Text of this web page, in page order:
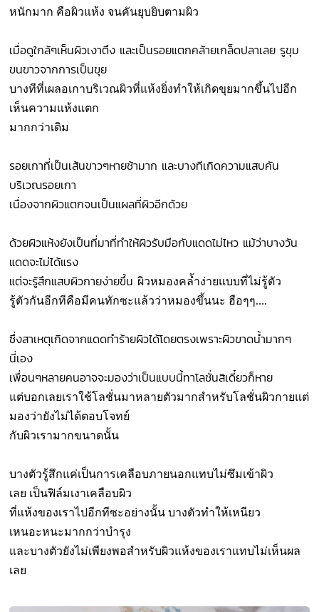
หนักมาก คือผิวแห้ง จนคันยุบยิบตามผิว
เมื่อดูใกล้ๆเห็นผิวเงาตึง และเป็นรอยแตกคล้ายเกล็ดปลาเลย รูขุม
ขนขาวจากการเป็นขุย
บางทีที่เผลอเกาบริเวณผิวที่แห้งยิ่งทำให้เกิดขุยมากขึ้นไปอีก
เห็นความแห้งแตก
มากกว่าเดิม
รอยเกาที่เป็นเส้นขาวๆหายช้ามาก และบางทีเกิดความแสบคัน
บริเวณรอยเกา
เนื่องจากผิวแตกจนเป็นแผลที่ผิวอีกด้วย
ด้วยผิวแห้งยังเป็นที่มาที่ทำให้ผิวรับมือกับแดดไม่ไหว แม้ว่าบางวัน
แดดจะไม่ได้แรง
แต่จะรู้สึกแสบผิวกายง่ายขึ้นผิวหมองคล้ำง่ายแบบที่ไม่รู้ตัว
รู้ตัวกันอีกทีคือมีคนทักซะแล้วว่าหมองขึ้นนะ ฮือๆๆ....
ซึ่งสาเหตุเกิดจากแดดทำร้ายผิวได้โดยตรงเพราะผิวขาดน้ำมากๆ
นี่เอง
เพื่อนๆหลายคนอาจจะมองว่าเป็นแบบนี้ทาโลชั่นสิเดี๋ยวก็หาย
แต่บอกเลยเราใช้โลชั่นมาหลายตัวมากสำหรับโลชั่นผิวกายแต่
มองว่ายังไม่ได้ตอบโจทย์
กับผิวเรามากขนาดนั้น
บางตัวรู้สึกแค่เป็นการเคลือบภายนอกแทบไม่ซึมเข้าผิว
เลย เป็นฟิล์มเงาเคลือบผิว
ที่แห้งของเราไปอีกทีซะอย่างนั้นบางตัวทำให้เหนียว
เหนอะหนะมากกว่าบำรุง
และบางตัวยังไม่เพียงพอสำหรับผิวแห้งของเราแทบไม่เห็นผล
เลย